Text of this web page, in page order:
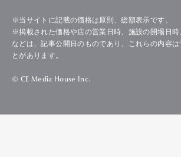
※当サイトに記載の価格は原則、総額表示です。
※掲載された価格や店の営業日時、施設の開場日
などは、記事公開日のものであり、これらの内容
とがあります。
© CE Media House Inc.